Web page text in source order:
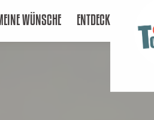
WÜNSCHE ENTDECKEN